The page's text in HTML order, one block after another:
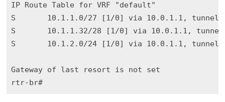
IP Route Table for VRF "default"
S       10.1.1.0/27 [1/0] via 10.0.1.1,
S       10.1.1.32/28 [1/0] via 10.0.1.1,
S       10.1.2.0/24 [1/0] via 10.0.1.1,
Gateway of last resort is not set
rtr-br#